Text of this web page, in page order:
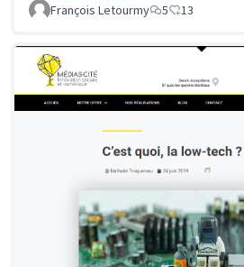
François Letourmy 5 13